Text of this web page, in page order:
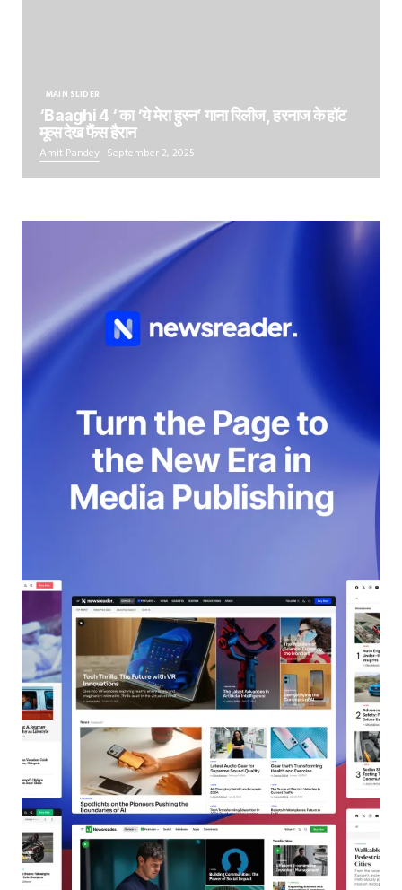
MAIN SLIDER
‘Baaghi 4 ‘ का ‘ये मेरा हुस्न’ गाना रिलीज, हरनाज के हॉट
मूव्स देख फैंस हैरान
Amit Pandey September 2, 2025